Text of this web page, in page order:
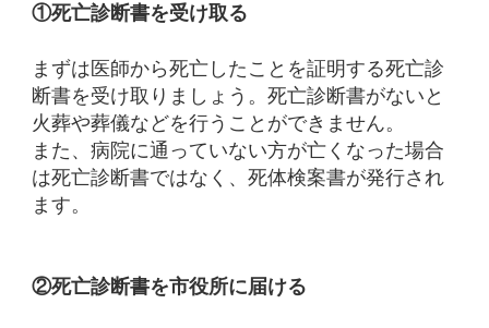
①死亡診断書を受け取る
まずは医師から死亡したことを証明する死亡診
断書を受け取りましょう。死亡診断書がないと
火葬や葬儀などを行うことができません。
また、病院に通っていない方が亡くなった場合
は死亡診断書ではなく、死体検案書が発行され
ます。
②死亡診断書を市役所に届ける